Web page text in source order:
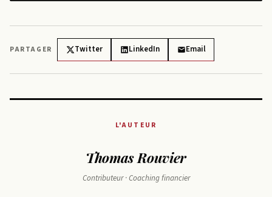
PARTAGER Twitter LinkedIn Email
L'AUTEUR
Thomas Rouvier
Contributeur · Coaching financier